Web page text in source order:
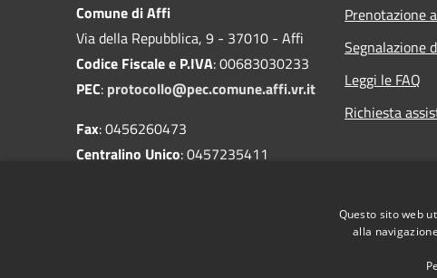
Comune di Affi
Via della Repubblica, 9 - 37010 - Affi
Codice Fiscale e P.IVA: 00683030233
PEC: protocollo@pec.comune.affi.vr.it
Fax: 0456260473
Centralino Unico: 0457235411
Prenotazione
Segnalazione
Leggi le FAQ
Richiesta
Questo sito web
alla